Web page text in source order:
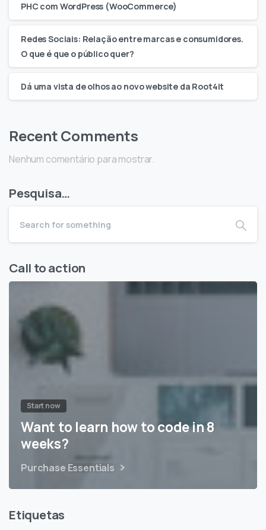
PHC com WordPress (WooCommerce)
Redes Sociais: Relação entre marcas e consumidores.
O que é que o público quer?
Dá uma vista de olhos ao novo website da Root4it
Recent Comments
Nenhum comentário para mostrar.
Pesquisa…
Call to action
Start now
Want to learn how to code in 8
weeks?
Purchase Essentials
Etiquetas